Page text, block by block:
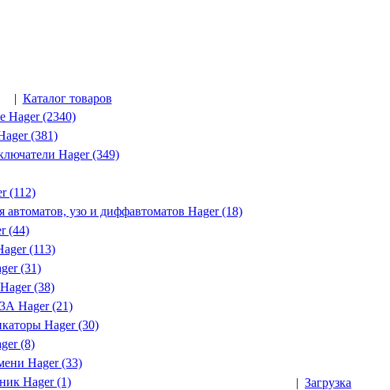
| Каталог товаров
Hager (2340)
(381)
Hager (349)
(112)
узо и диффавтоматов Hager (18)
(44)
(113)
(31)
(38)
Hager (21)
Hager (30)
(8)
Hager (33)
Hager (1)
| Загрузка